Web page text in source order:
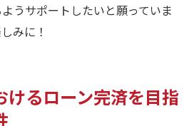
するための売却プロセスの可
を通じてローン完済を果たす
うサポートしたいと願っていま
みに！
けるローン完済を目指